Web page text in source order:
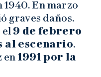
En marzo
graves daños.
el 9 de febrero
al escenario.
en 1991 por la